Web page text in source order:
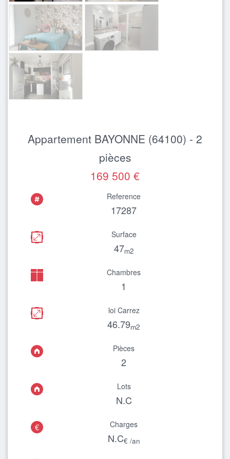
Appartement BAYONNE (64100) - 2
pièces
169 500 €
Reference
17287
Surface
47m2
Chambres
1
loi Carrez
46.79m2
Pièces
2
Lots
N.C
€ Charges
N.C€ /an